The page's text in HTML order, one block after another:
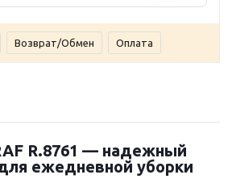
Возврат/Обмен Оплата
R.8761 — надежный
ежедневной уборки